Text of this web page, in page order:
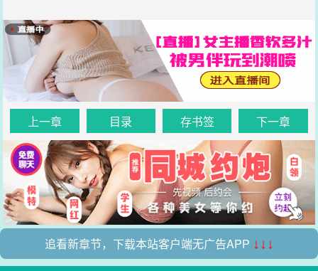
上一章 目录 存书签 下一章
追看新章节，下载本站客户端无广告APP ↓↓↓